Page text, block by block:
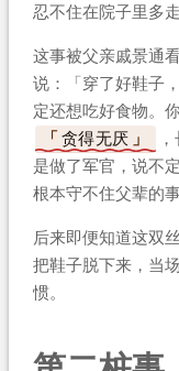
忍不住在院子里多
这事被父亲戚景通
说：「穿了好鞋子
定还想吃好食物。
贪得无厌
是做了军官，说不
根本守不住父辈的事
后来即便知道这双
把鞋子脱下来，当
惯。